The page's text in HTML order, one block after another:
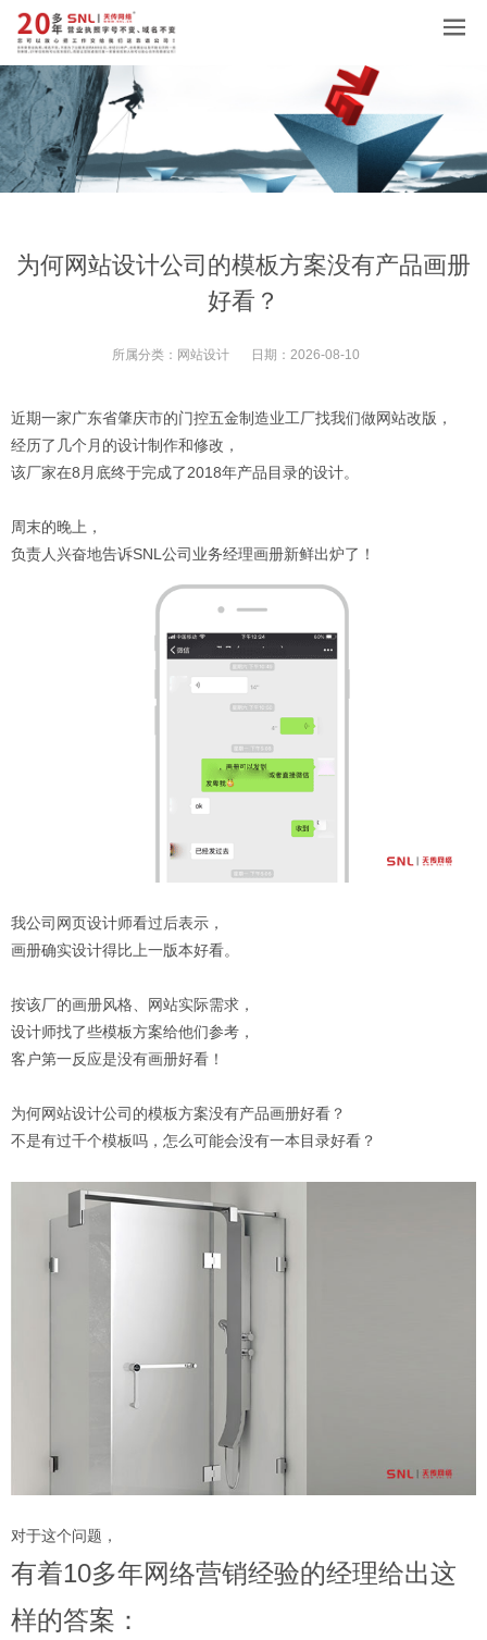
为何网站设计公司的模板方案没有产品画册
好看？
所属分类： 网站设计 日期： 2026-08-10
近期一家广东省肇庆市的门控五金制造业工厂找我们做网站改版，
经历了几个月的设计制作和修改，
该厂家在8月底终于完成了2018年产品目录的设计。
周末的晚上，
负责人兴奋地告诉SNL公司业务经理画册新鲜出炉了！
我公司网页设计师看过后表示，
画册确实设计得比上一版本好看。
按该厂的画册风格、网站实际需求，
设计师找了些模板方案给他们参考，
客户第一反应是没有画册好看！
为何网站设计公司的模板方案没有产品画册好看？
不是有过千个模板吗，怎么可能会没有一本目录好看？
对于这个问题，
有着10多年网络营销经验的经理给出这
样的答案：